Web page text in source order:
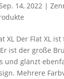
14, 2022|
XL Der Flat XL
ist der große
und glänzt
Mehrere